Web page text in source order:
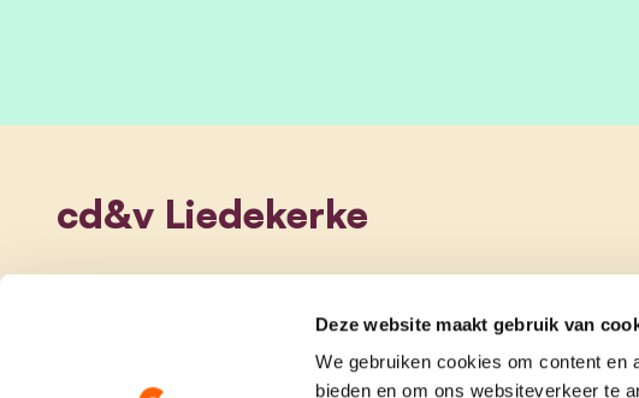
Deze website maakt gebruik van
We gebruiken cookies om content en
bieden en om ons websiteverkeer te
cd&v Liedekerke